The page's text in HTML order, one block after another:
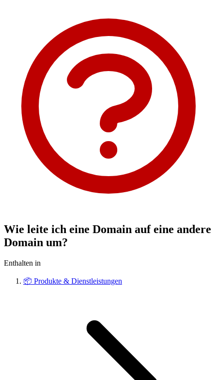
Wie leite ich eine Domain auf eine andere
Domain um?
Enthalten in
📦 Produkte & Dienstleistungen